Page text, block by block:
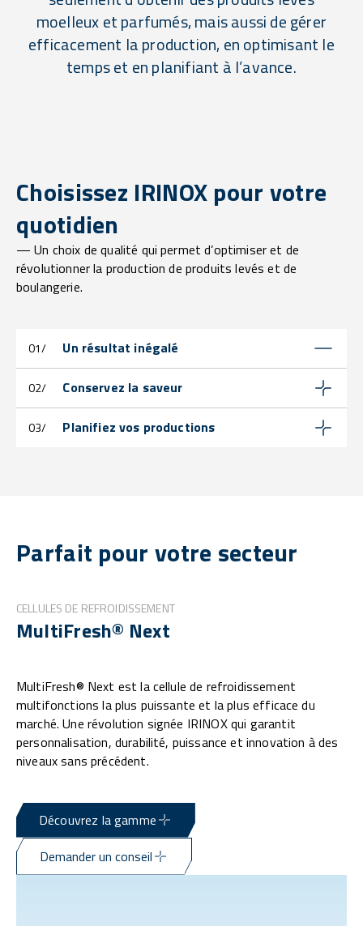
moelleux et parfumés, mais aussi de gérer
efficacement la production, en optimisant le
temps et en planifiant à l’avance.
Choisissez IRINOX pour votre
quotidien
— Un choix de qualité qui permet d’optimiser et de
révolutionner la production de produits levés et de
boulangerie.
01/ Un résultat inégalé
02/ Conservez la saveur
03/ Planifiez vos productions
Parfait pour votre secteur
CELLULES DE REFROIDISSEMENT
MultiFresh® Next
MultiFresh® Next est la cellule de refroidissement
multifonctions la plus puissante et la plus efficace du
marché. Une révolution signée IRINOX qui garantit
personnalisation, durabilité, puissance et innovation à des
niveaux sans précédent.
Découvrez la gamme
Demander un conseil